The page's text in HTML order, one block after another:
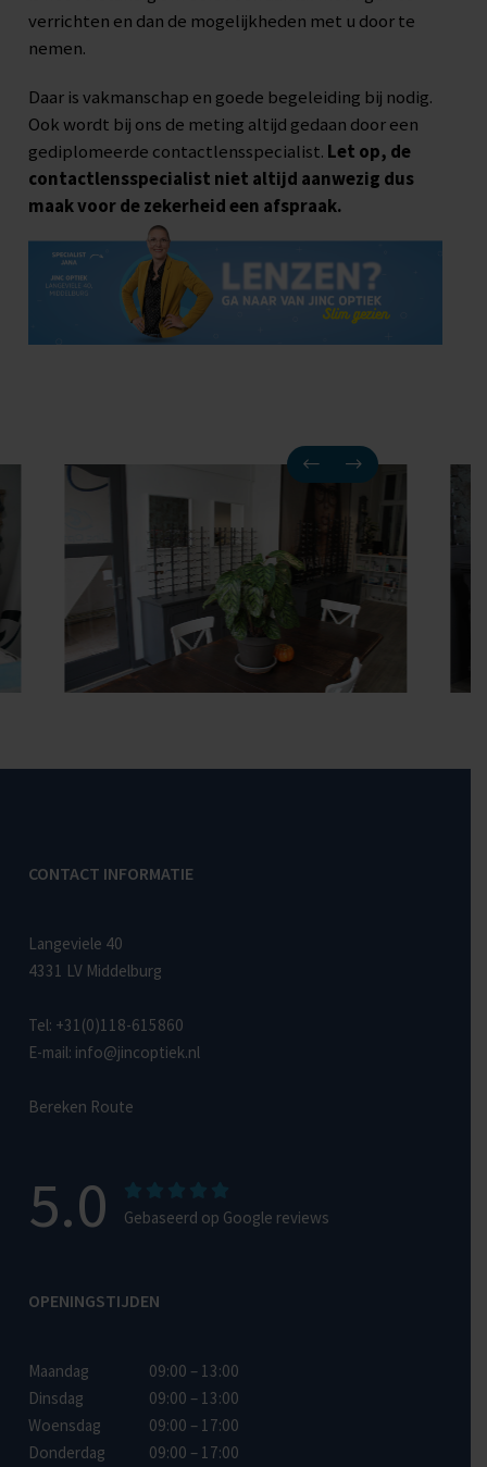
verrichten en dan de mogelijkheden met u door te
nemen.
Daar is vakmanschap en goede begeleiding bij nodig.
Ook wordt bij ons de meting altijd gedaan door een
gediplomeerde contactlensspecialist. Let op, de
contactlensspecialist niet altijd aanwezig dus
maak voor de zekerheid een afspraak.
CONTACT INFORMATIE
Langeviele 40
4331 LV Middelburg
Tel: +31(0)118-615860
E-mail: info@jincoptiek.nl
Bereken Route
5.0 Gebaseerd op Google reviews
OPENINGSTIJDEN
Maandag
Dinsdag
Woensdag
Donderdag
09:00 – 13:00
09:00 – 13:00
09:00 – 17:00
09:00 – 17:00